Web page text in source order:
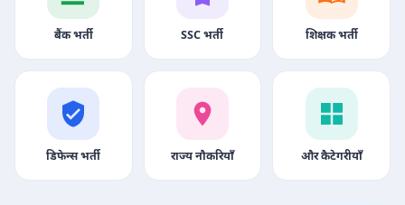
बैंक भर्ती SSC भर्ती शिक्षक भर्ती
डिफेन्स भर्ती राज्य नौकरियाँ और कैटेगरीयाँ